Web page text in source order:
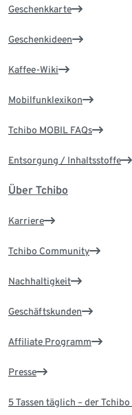
Geschenkkarte
Geschenkideen
Kaffee-Wiki
Mobilfunklexikon
Tchibo MOBIL FAQs
Entsorgung / Inhaltsstoffe
Über Tchibo
Karriere
Tchibo Community
Nachhaltigkeit
Geschäftskunden
Affiliate Programm
Presse
5 Tassen täglich – der